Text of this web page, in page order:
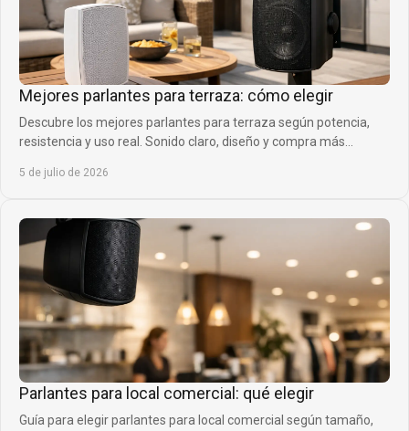
Mejores parlantes para terraza: cómo elegir
Descubre los mejores parlantes para terraza según potencia,
resistencia y uso real. Sonido claro, diseño y compra más
5 de julio de 2026
Parlantes para local comercial: qué elegir
Guía para elegir parlantes para local comercial según tamaño,